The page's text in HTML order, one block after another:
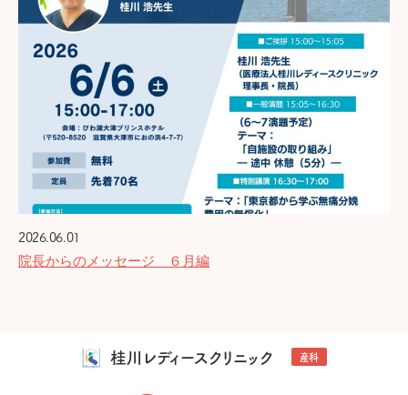
2026.06.01
院長からのメッセージ ６月編
桂川レディースクリニック 産科